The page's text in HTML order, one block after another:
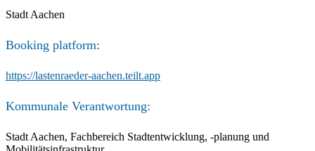
Stadt Aachen
Booking platform:
https://lastenraeder-aachen.teilt.app
Kommunale Verantwortung:
Stadt Aachen, Fachbereich Stadtentwicklung, -planung und